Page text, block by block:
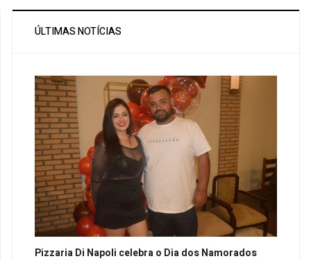
ÚLTIMAS NOTÍCIAS
Pizzaria Di Napoli celebra o Dia dos Namorados